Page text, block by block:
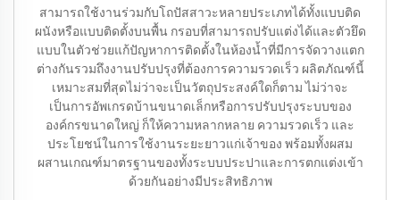
สามารถใช้งานร่วมกับโถปัสสาวะหลายประเภทได้ทั้งแบบติด
ผนังหรือแบบติดตั้งบนพื้น กรอบที่สามารถปรับแต่งได้และตัวยึด
แบบในตัวช่วยแก้ปัญหาการติดตั้งในห้องน้ำที่มีการจัดวางแตก
ต่างกันรวมถึงงานปรับปรุงที่ต้องการความรวดเร็ว ผลิตภัณฑ์นี้
เหมาะสมที่สุดไม่ว่าจะเป็นวัตถุประสงค์ใดก็ตาม ไม่ว่าจะ
เป็นการอัพเกรดบ้านขนาดเล็กหรือการปรับปรุงระบบของ
องค์กรขนาดใหญ่ ก็ให้ความหลากหลาย ความรวดเร็ว และ
ประโยชน์ในการใช้งานระยะยาวแก่เจ้าของ พร้อมทั้งผสม
ผสานเกณฑ์มาตรฐานของทั้งระบบประปาและการตกแต่งเข้า
ด้วยกันอย่างมีประสิทธิภาพ